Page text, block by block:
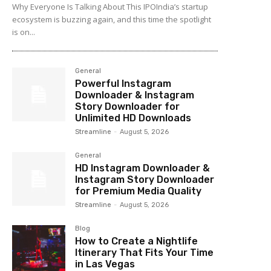
Why Everyone Is Talking About This IPOIndia’s startup
ecosystem is buzzing again, and this time the spotlight
is on...
General
Powerful Instagram
Downloader & Instagram
Story Downloader for
Unlimited HD Downloads
Streamline - August 5, 2026
General
HD Instagram Downloader &
Instagram Story Downloader
for Premium Media Quality
Streamline - August 5, 2026
Blog
How to Create a Nightlife
Itinerary That Fits Your Time
in Las Vegas